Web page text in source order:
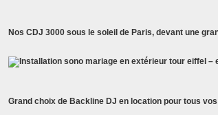
Nos CDJ 3000 sous le soleil de Paris, devant une
Grand choix de Backline DJ en location pour tous